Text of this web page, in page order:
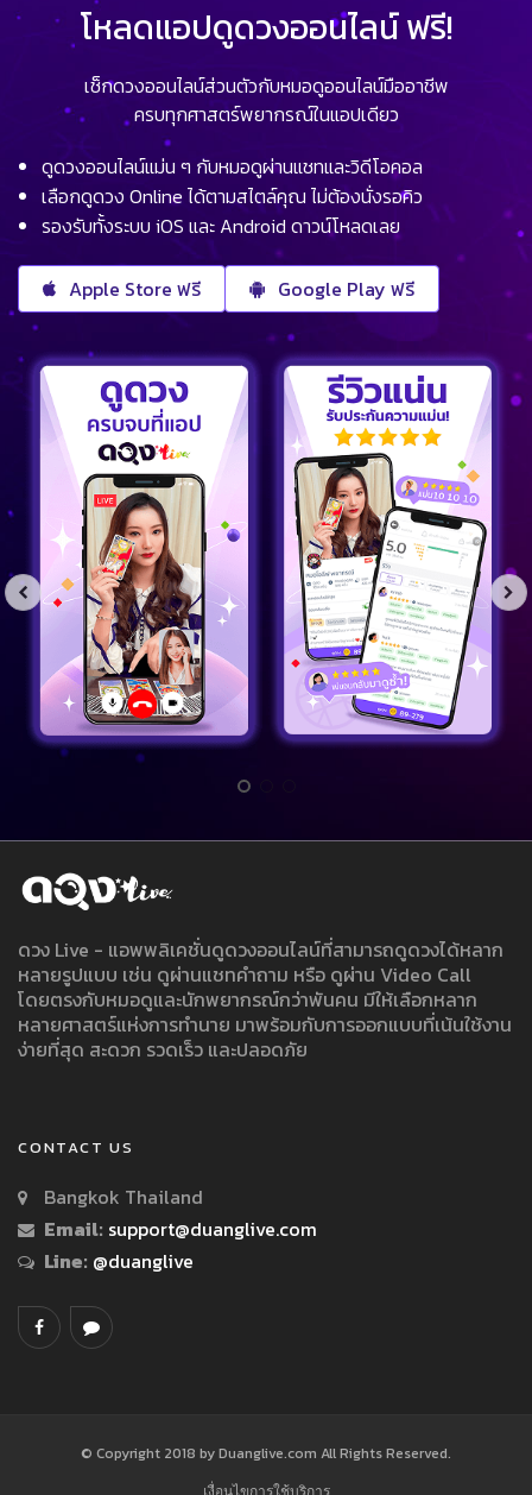
โหลดแอปดูดวงออนไลน์ ฟรี!
เช็กดวงออนไลน์ส่วนตัวกับหมอดูออนไลน์มืออาชีพ
ครบทุกศาสตร์พยากรณ์ในแอปเดียว
ดูดวงออนไลน์แม่น ๆ กับหมอดูผ่านแชทและวิดีโอคอล
เลือกดูดวง Online ได้ตามสไตล์คุณ ไม่ต้องนั่งรอคิว
รองรับทั้งระบบ iOS และ Android ดาวน์โหลดเลย
Apple Store ฟรี Google Play ฟรี
ดวง Live - แอพพลิเคชั่นดูดวงออนไลน์ที่สามารถดูดวงได้หลาก
หลายรูปแบบ เช่น ดูผ่านแชทคำถาม หรือ ดูผ่าน Video Call
โดยตรงกับหมอดูและนักพยากรณ์กว่าพันคน มีให้เลือกหลาก
หลายศาสตร์แห่งการทำนาย มาพร้อมกับการออกแบบที่เน้นใช้งาน
ง่ายที่สุด สะดวก รวดเร็ว และปลอดภัย
CONTACT US
Bangkok Thailand
Email: support@duanglive.com
Line: @duanglive
© Copyright 2018 by Duanglive.com All Rights Reserved.
เงื่อนไขการใช้บริการ